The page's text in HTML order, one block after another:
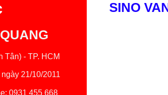
Tân) - TP. HCM
21/10/2011
0931 455 668
SINO